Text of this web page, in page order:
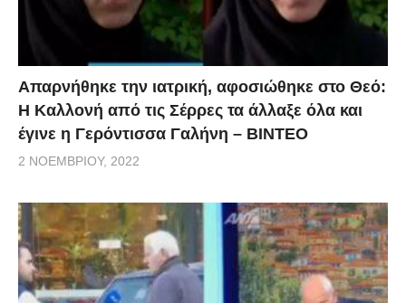
Απαρνήθηκε την ιατρική, αφοσιώθηκε στο Θεό:
Η Καλλονή από τις Σέρρες τα άλλαξε όλα και
έγινε η Γερόντισσα Γαλήνη – ΒΙΝΤΕΟ
2 ΝΟΕΜΒΡΊΟΥ, 2022